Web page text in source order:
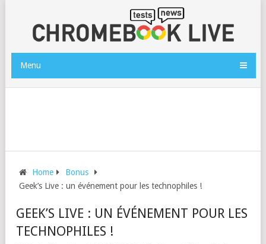
Menu
Home
Bonus
Geek’s Live : un événement pour les technophiles !
GEEK’S LIVE : UN ÉVÉNEMENT POUR LES
TECHNOPHILES !